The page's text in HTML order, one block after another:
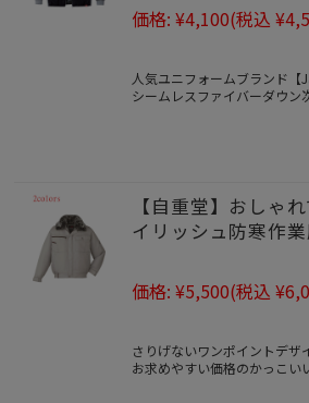
価格: ¥4,100(税込
人気ユニフォームブランド
シームレスファイバーダウン
【自重堂】おしゃ
イリッシュ防寒作
価格: ¥5,500(税込
さりげないワンポイントデザ
お求めやすい価格のかっこい